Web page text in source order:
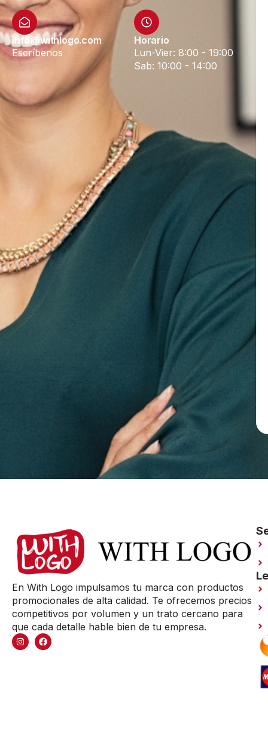
info@withlogo.com
Escríbenos
Horario
Lun-Vier: 8:00 - 19:00
Sab: 10:00 - 14:00
En With Logo impulsamos tu marca con productos
promocionales de alta calidad. Te ofrecemos precios
competitivos por volumen y un trato cercano para
que cada detalle hable bien de tu empresa.